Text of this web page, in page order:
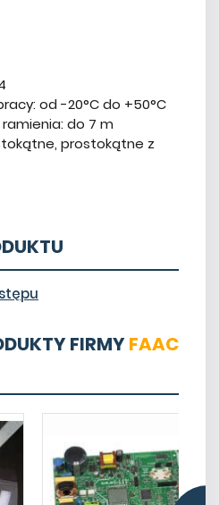
od -20°C do +50°C
do 7 m
prostokątne z
FIRMYFAAC